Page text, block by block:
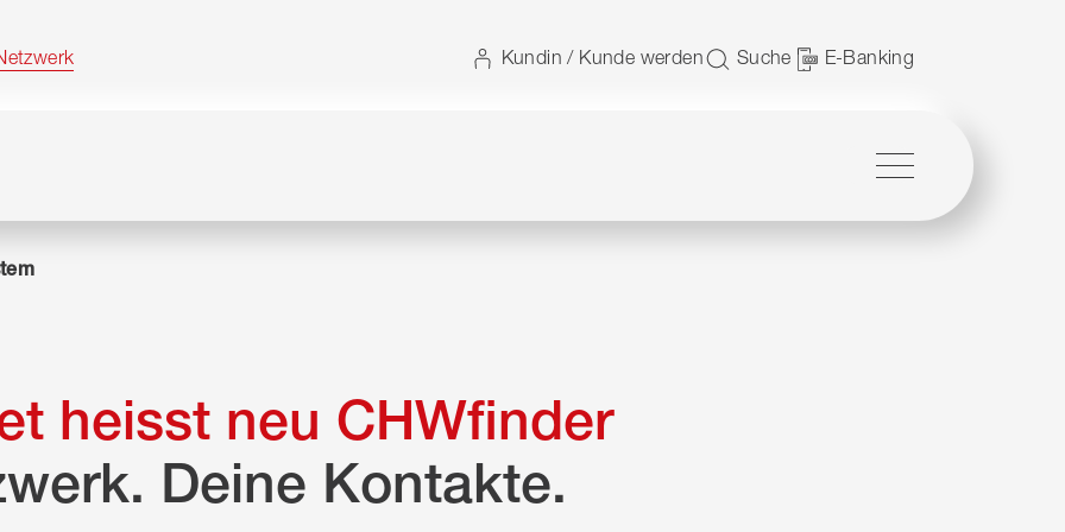
Kundin / Kunde werden Suche E-Banking
heisst neu CHWfinder
Deine Kontakte.